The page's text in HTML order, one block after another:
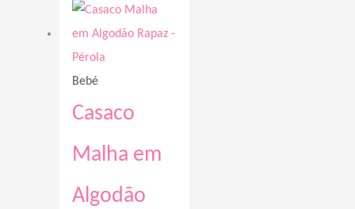
Bebé
Casaco
Malha em
Algodão
range:
28.60€